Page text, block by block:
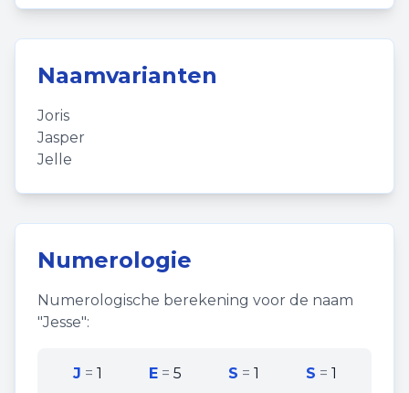
Naamvarianten
Joris
Jasper
Jelle
Numerologie
Numerologische berekening voor de naam
"Jesse":
J = 1 E =5 S = 1 S =1